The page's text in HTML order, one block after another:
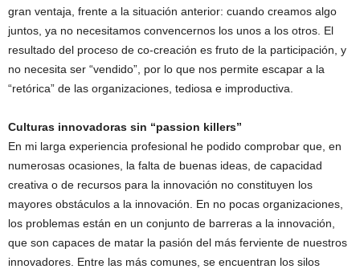
gran ventaja, frente a la situación anterior: cuando creamos algo
juntos, ya no necesitamos convencernos los unos a los otros. El
resultado del proceso de co-creación es fruto de la participación, y
no necesita ser “vendido”, por lo que nos permite escapar a la
“retórica” de las organizaciones, tediosa e improductiva.
Culturas innovadoras sin “passion killers”
En mi larga experiencia profesional he podido comprobar que, en
numerosas ocasiones, la falta de buenas ideas, de capacidad
creativa o de recursos para la innovación no constituyen los
mayores obstáculos a la innovación. En no pocas organizaciones,
los problemas están en un conjunto de barreras a la innovación,
que son capaces de matar la pasión del más ferviente de nuestros
innovadores. Entre las más comunes, se encuentran los silos